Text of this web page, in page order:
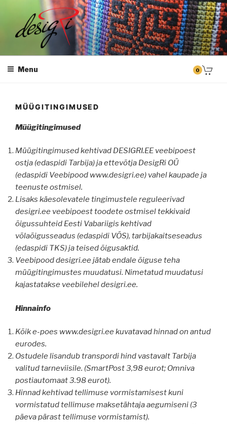
content
DESIGRI
Masintikkimine, tiimiriided, logo riietele tikkimine, kodukoha pusad,
Menu 0
MÜÜGITINGIMUSED
Müügitingimused
Müügitingimused kehtivad DESIGRI.EE veebipoest
ostja (edaspidi Tarbija) ja ettevõtja DesigRi OÜ
(edaspidi Veebipood www.desigri.ee) vahel kaupade ja
teenuste ostmisel.
Lisaks käesolevatele tingimustele reguleerivad
desigri.ee veebipoest toodete ostmisel tekkivaid
õigussuhteid Eesti Vabariigis kehtivad
võlaõigusseadus (edaspidi VÕS), tarbijakaitseseadus
(edaspidi TKS) ja teised õigusaktid.
Veebipood desigri.ee jätab endale õiguse teha
müügitingimustes muudatusi. Nimetatud muudatusi
kajastatakse veebilehel desigri.ee.
Hinnainfo
Kõik e-poes www.desigri.ee kuvatavad hinnad on antud
eurodes.
Ostudele lisandub transpordi hind vastavalt Tarbija
valitud tarneviisile. (SmartPost 3,98 eurot; Omniva
postiautomaat 3.98 eurot).
Hinnad kehtivad tellimuse vormistamisest kuni
vormistatud tellimuse maksetähtaja aegumiseni (3
päeva pärast tellimuse vormistamist).